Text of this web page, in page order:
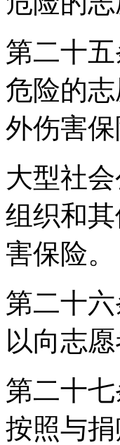
第二十
危险的
外伤害
大型社
组织和
害保险。
第二十
以向志
第二十
按照与